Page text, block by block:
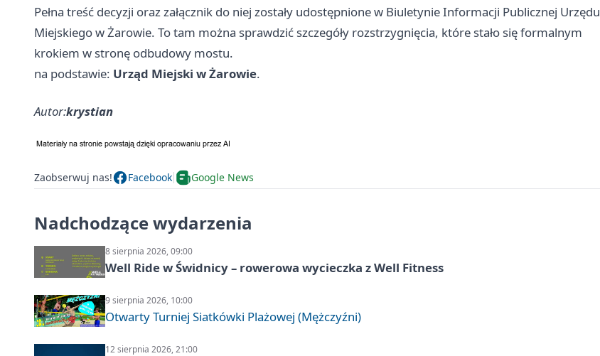
Pełna treść decyzji oraz załącznik do niej zostały udostępnione w Biuletynie Informacji Publicznej Urzędu
Miejskiego w Żarowie. To tam można sprawdzić szczegóły rozstrzygnięcia, które stało się formalnym
krokiem w stronę odbudowy mostu.
na podstawie: Urząd Miejski w Żarowie.
Autor:krystian
Zaobserwuj nas! Facebook Google News
Nadchodzące wydarzenia
8 sierpnia 2026, 09:00
Well Ride w Świdnicy – rowerowa wycieczka z Well Fitness
9 sierpnia 2026, 10:00
Otwarty Turniej Siatkówki Plażowej (Mężczyźni)
12 sierpnia 2026, 21:00